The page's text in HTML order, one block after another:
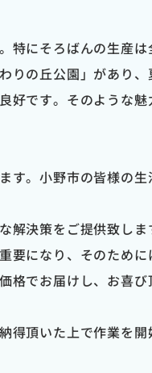
にそろばんの生産は
りの丘公園」があり
好です。そのような
す。小野市の皆様の
決策をご提供致しま
要になり、そのため
格でお届けし、お喜
得頂いた上で作業を